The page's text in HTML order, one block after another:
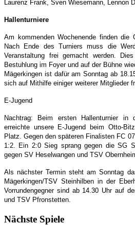
Laurenz Frank, Sven Wiesemann, Lennon
Hallenturniere
Am kommenden Wochenende finden die
Nach Ende des Turniers muss die
Veranstaltung frei gemacht werden.
Bestuhlung im Foyer und auf der Bühne
Mägerkingen ist dafür am Sonntag ab
sich auf Mithilfe einiger weiterer Mitglieder
E-Jugend
Nachtrag: Beim ersten Hallenturnier in
erreichte unsere E-Jugend beim Otto-
Platz. Gegen den späteren Finalisten FC
1:2. Ein 2:0 Sieg sprang gegen die SG
gegen SV Heselwangen und TSV
Als nächster Termin steht am Sonntag
Mägerkingen/TSV Steinhilben in der
Vorrundengegner sind ab 14.30 Uhr auf
und TSV Pfronstetten.
Nächste Spiele